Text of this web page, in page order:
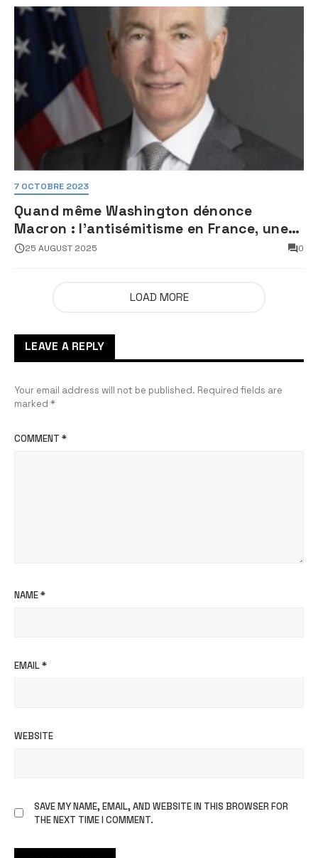
7 OCTOBRE 2023
Quand même Washington dénonce
Macron : l’antisémitisme en France, une
faillite d’État
25 AUGUST 2025 0
LOAD MORE
LEAVE A REPLY
Your email address will not be published. Required fields are
marked *
COMMENT *
NAME*
EMAIL*
WEBSITE
SAVE MY NAME, EMAIL, AND WEBSITE IN THIS BROWSER FOR
THE NEXT TIME I COMMENT.